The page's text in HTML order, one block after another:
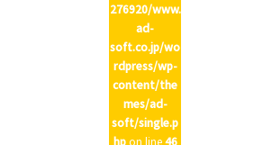
276920/www.
ad-
soft.co.jp/wo
rdpress/wp-
content/the
mes/ad-
soft/single.p
hpon line46